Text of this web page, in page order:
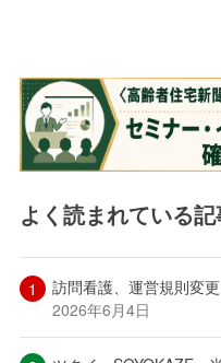
よく読まれている
訪問看護、運営規則変
2026年6月4日